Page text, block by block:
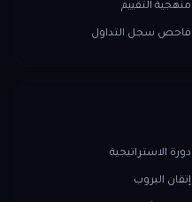
منهجية التقييم
فاحص سجل التداول
دورة الاستراتيجية
إتقان البروب